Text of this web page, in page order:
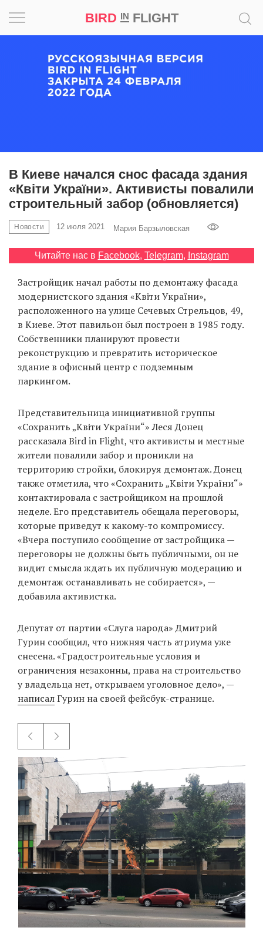
BIRD INFLIGHT
EN
UA
В Киеве начался снос фасада здания
«Квіти України». Активисты повалили
строительный забор (обновляется)
Новости 12 июля 2021 Мария Барзыловская
Читайте нас в Facebook, Telegram, Instagram
Застройщик начал работы по демонтажу фасада
модернистского здания «Квіти України»,
расположенного на улице Сечевых Стрельцов, 49,
в Киеве. Этот павильон был построен в 1985 году.
Собственники планируют провести
реконструкцию и превратить историческое
здание в офисный центр с подземным
паркингом.
Представительница инициативной группы
«Сохранить „Квіти України“» Леся Донец
рассказала Bird in Flight, что активисты и местные
жители повалили забор и проникли на
территорию стройки, блокируя демонтаж. Донец
также отметила, что «Сохранить „Квіти України“»
контактировала с застройщиком на прошлой
неделе. Его представитель обещала переговоры,
которые приведут к какому-то компромиссу.
«Вчера поступило сообщение от застройщика —
переговоры не должны быть публичными, он не
видит смысла ждать их публичную модерацию и
демонтаж останавливать не собирается», —
добавила активистка.
Депутат от партии «Слуга народа» Дмитрий
Гурин сообщил, что нижняя часть атриума уже
снесена. «Градостроительные условия и
ограничения незаконны, права на строительство
у владельца нет, открываем уголовное дело», —
написалГурин на своей фейсбук-странице.